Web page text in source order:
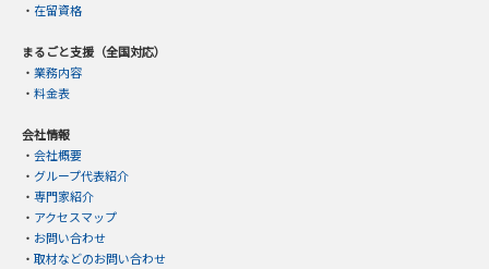
・ 在留資格
まるごと支援（全国対応）
・ 業務内容
・ 料金表
会社情報
・ 会社概要
・ グループ代表紹介
・ 専門家紹介
・ アクセスマップ
・ お問い合わせ
・ 取材などのお問い合わせ